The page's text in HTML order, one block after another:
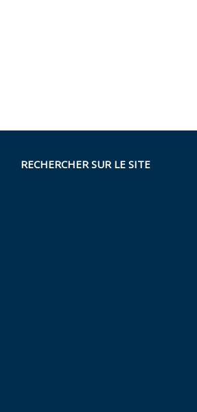
RECHERCHER SUR LE SITE